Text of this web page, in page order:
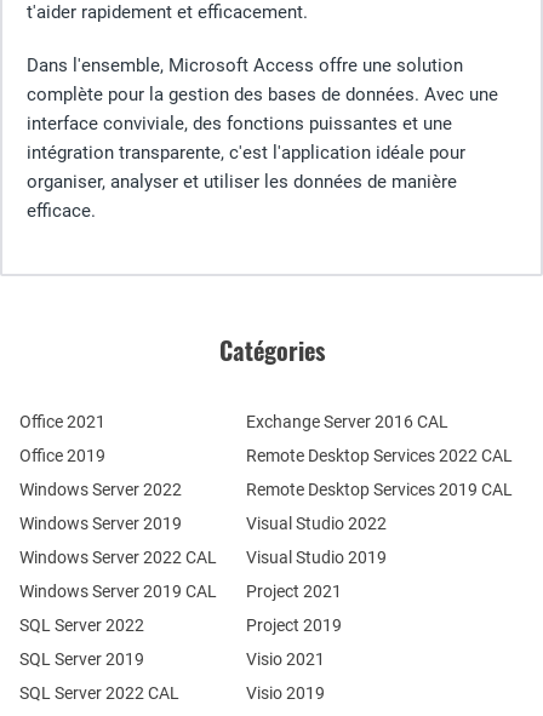
t'aider rapidement et efficacement.
Dans l'ensemble, Microsoft Access offre une solution
complète pour la gestion des bases de données. Avec une
interface conviviale, des fonctions puissantes et une
intégration transparente, c'est l'application idéale pour
organiser, analyser et utiliser les données de manière
efficace.
Catégories
Office 2021
Office 2019
Windows Server 2022
Windows Server 2019
SQL Server 2022
SQL Server 2019
Windows Server 2022 CAL
Windows Server 2019 CAL
SQL Server 2022 CAL
Remote Desktop Services 2022 CAL
Remote Desktop Services 2019 CAL
Exchange Server 2016 CAL
Visual Studio 2022
Visual Studio 2019
Project 2021
Project 2019
Visio 2021
Visio 2019